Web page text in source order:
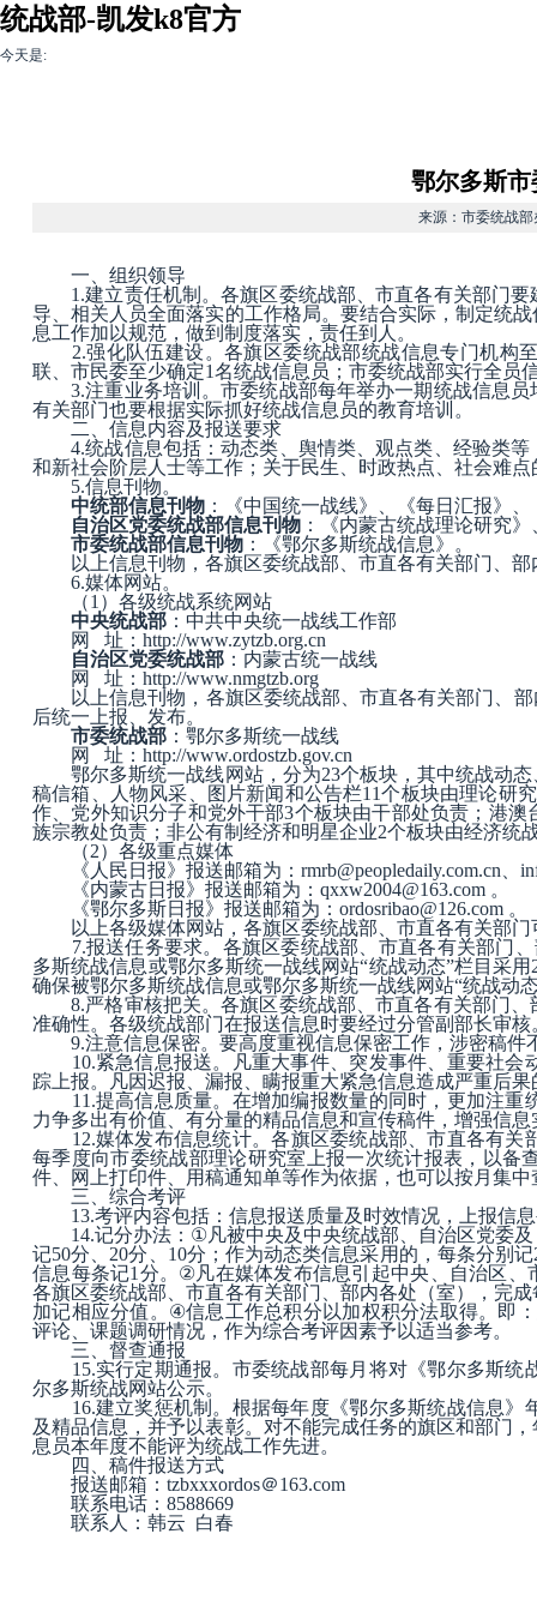
统战部-凯发k8官方
今天是:
鄂尔多斯
来源：市委统战部
一、组织领导
1.建立责任机制 。各旗区委统战部、市直各有关部门
导、相关人员全面落实的工作格局。要结合实际，制定统
息工作加以规范，做到制度落实，责任到人。
2.强化队伍建设。各旗区委统战部统战信息专门机构
联、市民委至少确定1名统战信息员；市委统战部实行全员
3.注重业务培训 。市委统战部每年举办一期统战信息
有关部门也要根据实际抓好统战信息员的教育培训。
二、信息内容及报送要求
4.统战信息包括 ：动态类、舆情类、观点类、经验类
和新社会阶层人士等工作；关于民生、时政热点、社会难
5.信息刊物。
中统部信息刊物 ：《中国统一战线》、《每日汇报》
自治区党委统战部信息刊物 ：《内蒙古统战理论研究
市委统战部信息刊物 ：《鄂尔多斯统战信息》。
以上信息刊物，各旗区委统战部、市直各有关部门、
6.媒体网站。
（1 ）各级统战系统网站
中央统战部 ：中共中央统一战线工作部
网
址： http://www.zytzb.org.cn
自治区党委统战部 ：内蒙古统一战线
网
址： http://www.nmgtzb.org
以上信息刊物，各旗区委统战部、市直各有关部门、
后统一上报、发布。
市委统战部 ：鄂尔多斯统一战线
网
址： http://www.ordostzb.gov.cn
鄂尔多斯统一战线网站，分为23个板块，其中统战动
稿信箱、人物风采、图片新闻和公告栏11个板块由理论研
作、党外知识分子和党外干部3个板块由干部处负责；港澳
族宗教处负责；非公有制经济和明星企业2个板块由经济统
（2）各级重点媒体
《人民日报》报送邮箱为： rmrb@peopledaily.com.cn
《内蒙古日报》报送邮箱为： qxxw2004@163.com 。
《鄂尔多斯日报》报送邮箱为： ordosribao@126.com 。
以上各级媒体网站，各旗区委统战部、市直各有关部
7.报送任务要求。各旗区委统战部、市直各有关部门
多斯统战信息或鄂尔多斯统一战线网站“统战动态”栏目采用
确保被鄂尔多斯统战信息或鄂尔多斯统一战线网站“统战动
8.严格审核把关。各旗区委统战部、市直各有关部门
准确性。各级统战部门在报送信息时要经过分管副部长审核
9.注意信息保密。要高度重视信息保密工作，涉密稿
10.紧急信息报送。凡重大事件、突发事件、重要社会
踪上报。凡因迟报、漏报、瞒报重大紧急信息造成严重后
11.提高信息质量。在增加编报数量的同时，更加注重
力争多出有价值、有分量的精品信息和宣传稿件，增强信息
12.媒体发布信息统计。各旗区委统战部、市直各有关
每季度向市委统战部理论研究室上报一次统计报表，以备
件、网上打印件、用稿通知单等作为依据，也可以按月集
三、综合考评
13.考评内容包括 ：信息报送质量及时效情况，上报信
14.记分办法 ： ①凡被中央及中央统战部、自治区党委
记50分、 20分、 10分；作为动态类信息采用的，每条分别记
信息每条记1 分。 ②凡在媒体发布信息引起中央、自治区
各旗区委统战部、市直各有关部门、部内各处（室），完
加记相应分值。 ④信息工作总积分以加权积分法取得。即
评论、课题调研情况，作为综合考评因素予以适当参考。
三、督查通报
15.实行定期通报。市委统战部每月将对《鄂尔多斯统
尔多斯统战网站公示。
16.建立奖惩机制 。根据每年度《鄂尔多斯统战信息》
及精品信息，并予以表彰。对不能完成任务的旗区和部门
息员本年度不能评为统战工作先进。
四、稿件报送方式
报送邮箱： tzbxxxordos＠163.com
联系电话： 8588669
联系人：韩云 白春